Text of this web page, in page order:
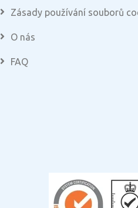
Zásady používání souborů
O nás
FAQ